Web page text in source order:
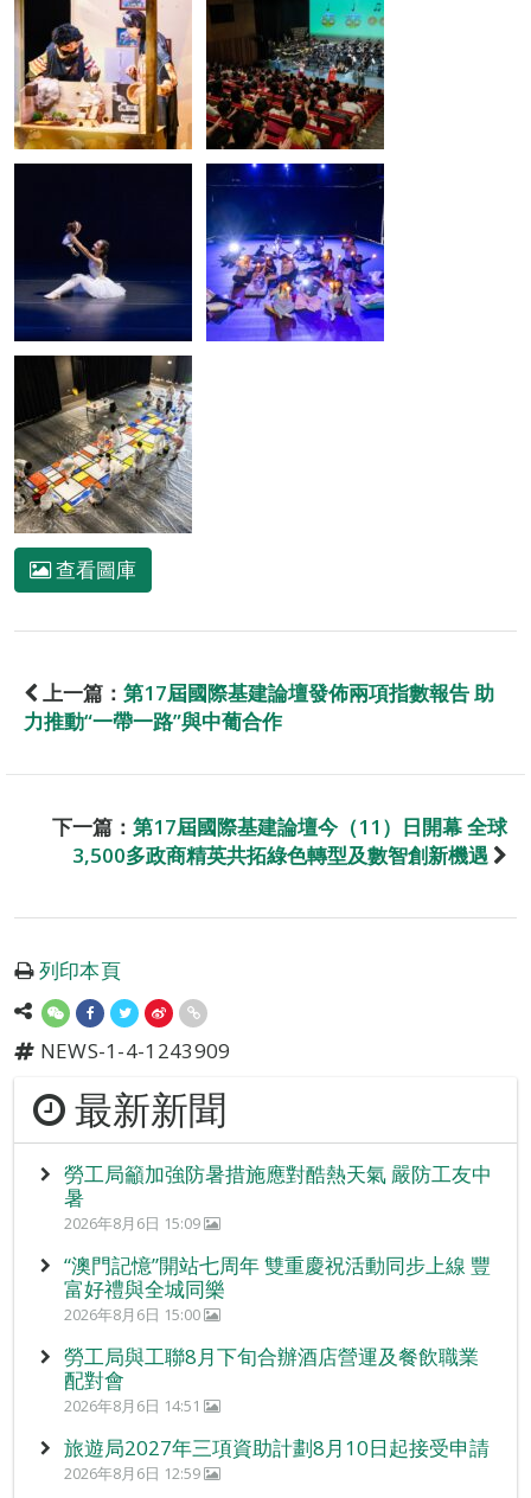
查看圖庫
上一篇： 第17屆國際基建論壇發佈兩項指數報告 助
力推動“一帶一路”與中葡合作
下一篇： 第17屆國際基建論壇今（11）日開幕 全球
3,500多政商精英共拓綠色轉型及數智創新機遇
列印本頁
NEWS-1-4-1243909
最新新聞
勞工局籲加強防暑措施應對酷熱天氣 嚴防工友中
暑
2026年8月6日 15:09
“澳門記憶”開站七周年 雙重慶祝活動同步上線 豐
富好禮與全城同樂
2026年8月6日 15:00
勞工局與工聯8月下旬合辦酒店營運及餐飲職業
配對會
2026年8月6日 14:51
旅遊局2027年三項資助計劃8月10日起接受申請
2026年8月6日 12:59